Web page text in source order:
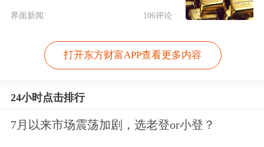
界面新闻 106评论
打开东方财富APP查看更多内容
24小时点击排行
7月以来市场震荡加剧，选老登or小登？